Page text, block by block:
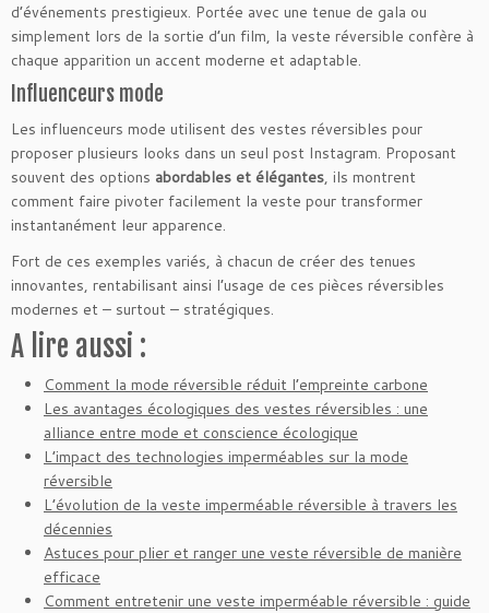
d’événements prestigieux. Portée avec une tenue de gala ou
simplement lors de la sortie d’un film, la veste réversible confère à
chaque apparition un accent moderne et adaptable.
Influenceurs mode
Les influenceurs mode utilisent des vestes réversibles pour
proposer plusieurs looks dans un seul post Instagram. Proposant
souvent des options abordables et élégantes, ils montrent
comment faire pivoter facilement la veste pour transformer
instantanément leur apparence.
Fort de ces exemples variés, à chacun de créer des tenues
innovantes, rentabilisant ainsi l’usage de ces pièces réversibles
modernes et – surtout – stratégiques.
A lire aussi :
Comment la mode réversible réduit l’empreinte carbone
Les avantages écologiques des vestes réversibles : une
alliance entre mode et conscience écologique
L’impact des technologies imperméables sur la mode
réversible
L’évolution de la veste imperméable réversible à travers les
décennies
Astuces pour plier et ranger une veste réversible de manière
efficace
Comment entretenir une veste imperméable réversible : guide